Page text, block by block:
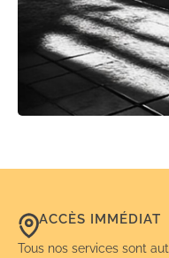
ACCÈS IMMÉDIAT
Tous nos services sont